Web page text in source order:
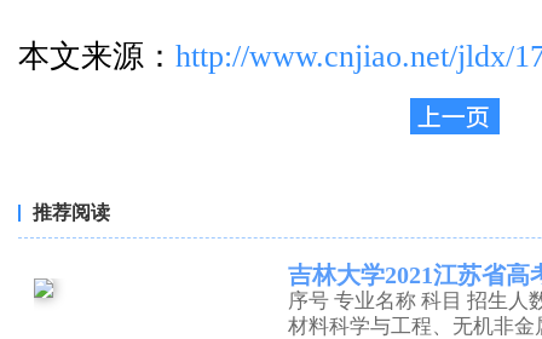
本文来源： http://www.cnjiao.net/jldx/
推荐阅读
吉林大学2021江苏省高
序号 专业名称 科目 招生人
材料科学与工程、无机非